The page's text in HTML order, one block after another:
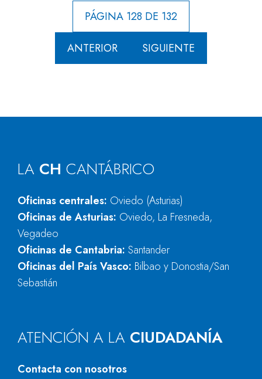
PÁGINA 128 DE 132
ANTERIOR SIGUIENTE
LA CH CANTÁBRICO
Oficinas centrales: Oviedo (Asturias)
Oficinas de Asturias: Oviedo, La Fresneda,
Vegadeo
Oficinas de Cantabria: Santander
Oficinas del País Vasco: Bilbao y Donostia/San
Sebastián
ATENCIÓN A LA CIUDADANÍA
Contacta con nosotros